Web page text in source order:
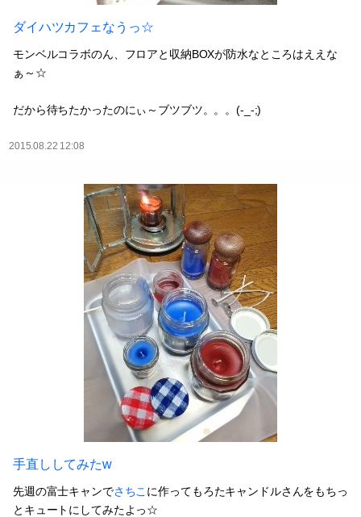
ダイハツカフェなうっ☆
モンベルコラボのん、フロアと収納BOXが防水なところはええな
ぁ～☆
だから待ちたかったのにぃ～ブツブツ。。。(-_-;)
2015.08.22 12:08
手直ししてみたw
先週の富士キャンでさちこ に作ってもろたキャンドルさんをもちっ
とキュートにしてみたよっ☆